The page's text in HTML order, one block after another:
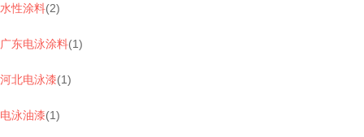
水性涂料(2)
广东电泳涂料(1)
河北电泳漆(1)
电泳油漆(1)